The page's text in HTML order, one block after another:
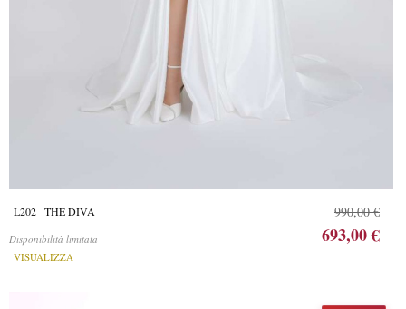
L202_ THE DIVA
Disponibilità limitata
VISUALIZZA
990,00 €
693,00 €